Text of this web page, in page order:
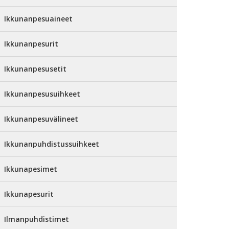
Ikkunanpesuaineet
Ikkunanpesurit
Ikkunanpesusetit
Ikkunanpesusuihkeet
Ikkunanpesuvälineet
Ikkunanpuhdistussuihkeet
Ikkunapesimet
Ikkunapesurit
Ilmanpuhdistimet